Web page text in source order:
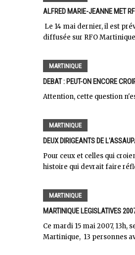
ALFRED MARIE-JEANNE MET
Le 14 mai dernier, il est
diffusée sur RFO
MARTINIQUE
DEBAT : PEUT-ON ENCORE
Attention, cette question
MARTINIQUE
DEUX DIRIGEANTS DE
Pour ceux et celles qui
histoire qui devrait faire
MARTINIQUE
MARTINIQUE LEGISLATIVES
Ce mardi 15 mai 2007, 13h,
Martinique, 13 personnes